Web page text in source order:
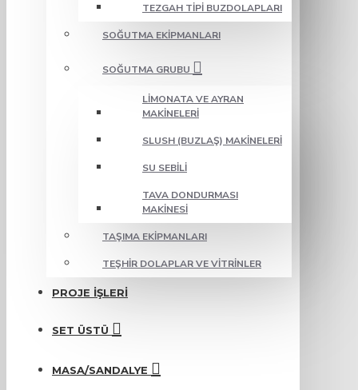
TEZGAH TIPI BUZDOLAPLARI
SOĞUTMA EKIPMANLARI
SOĞUTMA GRUBU
LIMONATA VE AYRAN
MAKINELERI
SLUSH (BUZLAŞ) MAKINELERI
SU SEBILI
TAVA DONDURMASI
MAKINESI
TAŞIMA EKIPMANLARI
TEŞHIR DOLAPLAR VE VITRINLER
PROJE İŞLERI
SET ÜSTÜ
MASA/SANDALYE